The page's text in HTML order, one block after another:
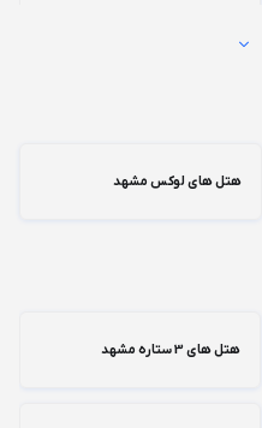
بزرگراه شهید کلانتری
هتل های لوکس مشهد
هتل های 3 ستاره مشهد